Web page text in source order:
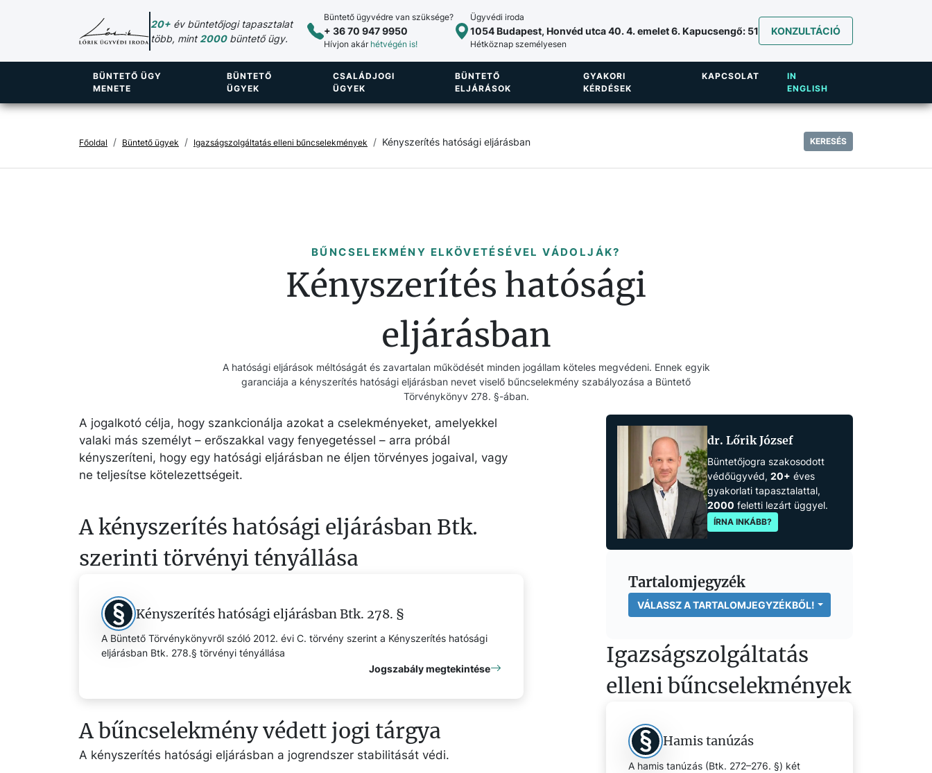
20+ év büntetőjogi tapasztalat
több, mint2000büntető ügy.
Büntető ügyvédre van szüksége?
+ 36 70 947 9950
Hívjon akár hétvégén is!
Ügyvédi iroda
1054 Budapest, Honvéd utca 40. 4. emelet 6. Kapucsengő: 51
Hétköznap személyesen
KONZULTÁCIÓ
IN
ENGLISH
BÜNTETŐ ÜGY
MENETE
BÜNTETŐ
ÜGYEK
CSALÁDJOGI
ÜGYEK
BÜNTETŐ
ELJÁRÁSOK
GYAKORI
KÉRDÉSEK
KAPCSOLAT
Főoldal Büntető ügyek Igazságszolgáltatás elleni bűncselekmények Kényszerítés hatósági eljárásban KERESÉS
BŰNCSELEKMÉNY ELKÖVETÉSÉVEL VÁDOLJÁK?
Kényszerítés hatósági
eljárásban
A hatósági eljárások méltóságát és zavartalan működését minden jogállam köteles megvédeni. Ennek egyik
garanciája a kényszerítés hatósági eljárásban nevet viselő bűncselekmény szabályozása a Büntető
Törvénykönyv 278. §-ában.
A jogalkotó célja, hogy szankcionálja azokat a cselekményeket, amelyekkel
valaki más személyt – erőszakkal vagy fenyegetéssel – arra próbál
kényszeríteni, hogy egy hatósági eljárásban ne éljen törvényes jogaival, vagy
ne teljesítse kötelezettségeit.
A kényszerítés hatósági eljárásban Btk.
szerinti törvényi tényállása
Kényszerítés hatósági eljárásban Btk. 278. §
A Büntető Törvénykönyvről szóló 2012. évi C. törvény szerint a Kényszerítés hatósági
eljárásban Btk. 278.§ törvényi tényállása
Jogszabály megtekintése
A bűncselekmény védett jogi tárgya
A kényszerítés hatósági eljárásban a jogrendszer stabilitását védi.
dr. Lőrik József
Büntetőjogra szakosodott
védőügyvéd, 20+ éves
gyakorlati tapasztalattal,
2000 feletti lezárt üggyel.
ÍRNA INKÁBB?
Tartalomjegyzék
VÁLASSZ A TARTALOMJEGYZÉKBŐL!
Igazságszolgáltatás
elleni bűncselekmények
Hamis tanúzás
A hamis tanúzás (Btk. 272–276. §) két